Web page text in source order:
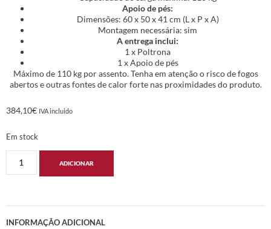
Apoio de pés:
Dimensões: 60 x 50 x 41 cm (L x P x A)
Montagem necessária: sim
A entrega inclui:
1 x Poltrona
1 x Apoio de pés
Máximo de 110 kg por assento. Tenha em atenção o risco de fogos
abertos e outras fontes de calor forte nas proximidades do produto.
384,10€ IVA incluido
Em stock
ADICIONAR
INFORMAÇÃO ADICIONAL